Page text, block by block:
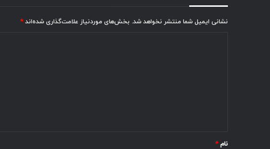
نشانی ایمیل شما منتشر نخواهد شد. بخش‌های موردنیاز علامت‌گذاری شده‌اند *
نام *